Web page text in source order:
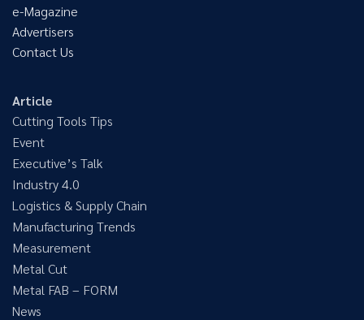
e-Magazine
Advertisers
Contact Us
Article
Cutting Tools Tips
Event
Executive’s Talk
Industry 4.0
Logistics & Supply Chain
Manufacturing Trends
Measurement
Metal Cut
Metal FAB – FORM
News